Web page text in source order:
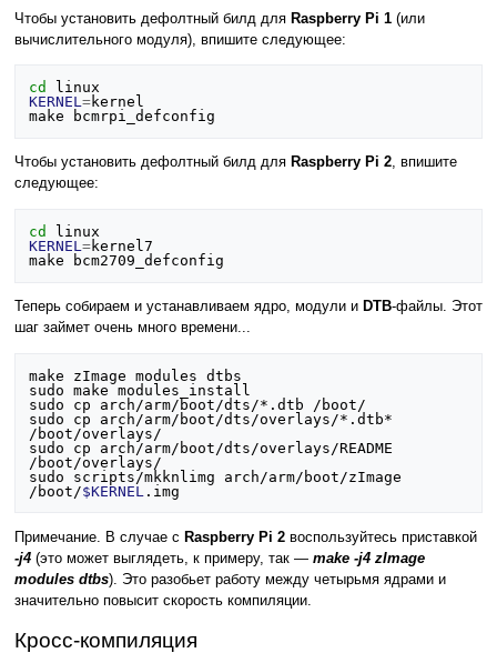
Чтобы установить дефолтный билд для Raspberry Pi 1(или
вычислительного модуля), впишите следующее:
cd
KERNEL=kernel
Чтобы установить дефолтный билд для Raspberry Pi 2, впишите
следующее:
cd
KERNEL=kernel7
Теперь собираем и устанавливаем ядро, модули и DTB-файлы. Этот
шаг займет очень много времени...
make zImage modules dtbs
sudo make modules_install
sudo cp arch/arm/boot/dts/*.dtb /boot/
sudo cp arch/arm/boot/dts/overlays/*.dtb*
/boot/overlays/
sudo cp arch/arm/boot/dts/overlays/README
/boot/overlays/
sudo scripts/mkknlimg arch/arm/boot/zImage
/boot/$KERNEL
Примечание. В случае с Raspberry Pi 2воспользуйтесь приставкой
-j4(это может выглядеть, к примеру, так — make -j4 zImage
modules dtbs). Это разобьет работу между четырьмя ядрами и
значительно повысит скорость компиляции.
Кросс-компиляция